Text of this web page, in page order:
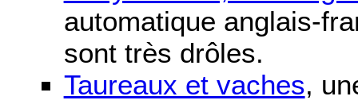
automatique anglais-
sont très drôles.
Taureaux et vaches,